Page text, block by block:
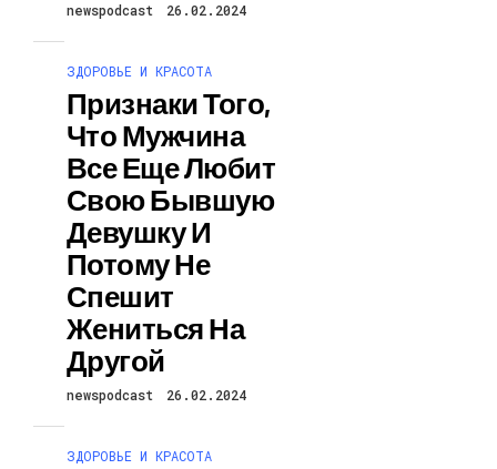
newspodcast 26.02.2024
ЗДОРОВЬЕ И КРАСОТА
Признаки Того,
Что Мужчина
Все Еще Любит
Свою Бывшую
Девушку И
Потому Не
Спешит
Жениться На
Другой
newspodcast 26.02.2024
ЗДОРОВЬЕ И КРАСОТА